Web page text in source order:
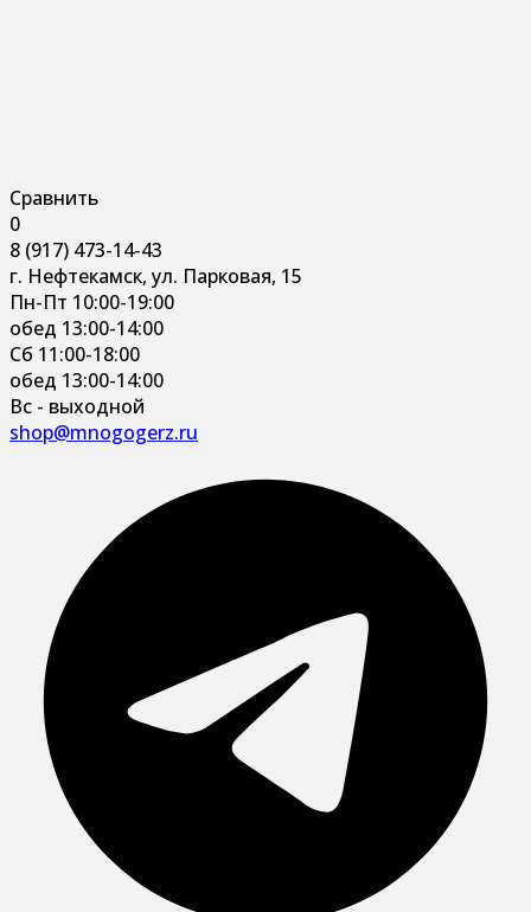
Сравнить
0
8 (917) 473-14-43
г. Нефтекамск, ул. Парковая, 15
Пн-Пт 10:00-19:00
обед 13:00-14:00
Сб 11:00-18:00
обед 13:00-14:00
Вс - выходной
shop@mnogogerz.ru